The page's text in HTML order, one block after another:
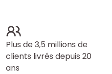
Plus de 3,5 millions de
clients livrés depuis 20
ans